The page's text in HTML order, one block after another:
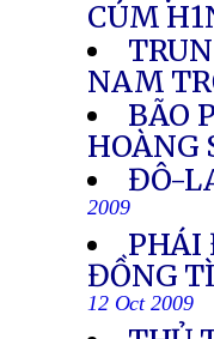
CÚM
NAM
BÃO
HOÀNG
ĐÔ-
2009
PHÁI
ĐỒNG
12 Oct 2009